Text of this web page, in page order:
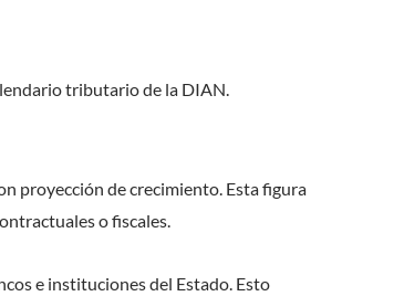
tributario de la DIAN.
proyección de crecimiento. Esta figura
o fiscales.
e instituciones del Estado. Esto